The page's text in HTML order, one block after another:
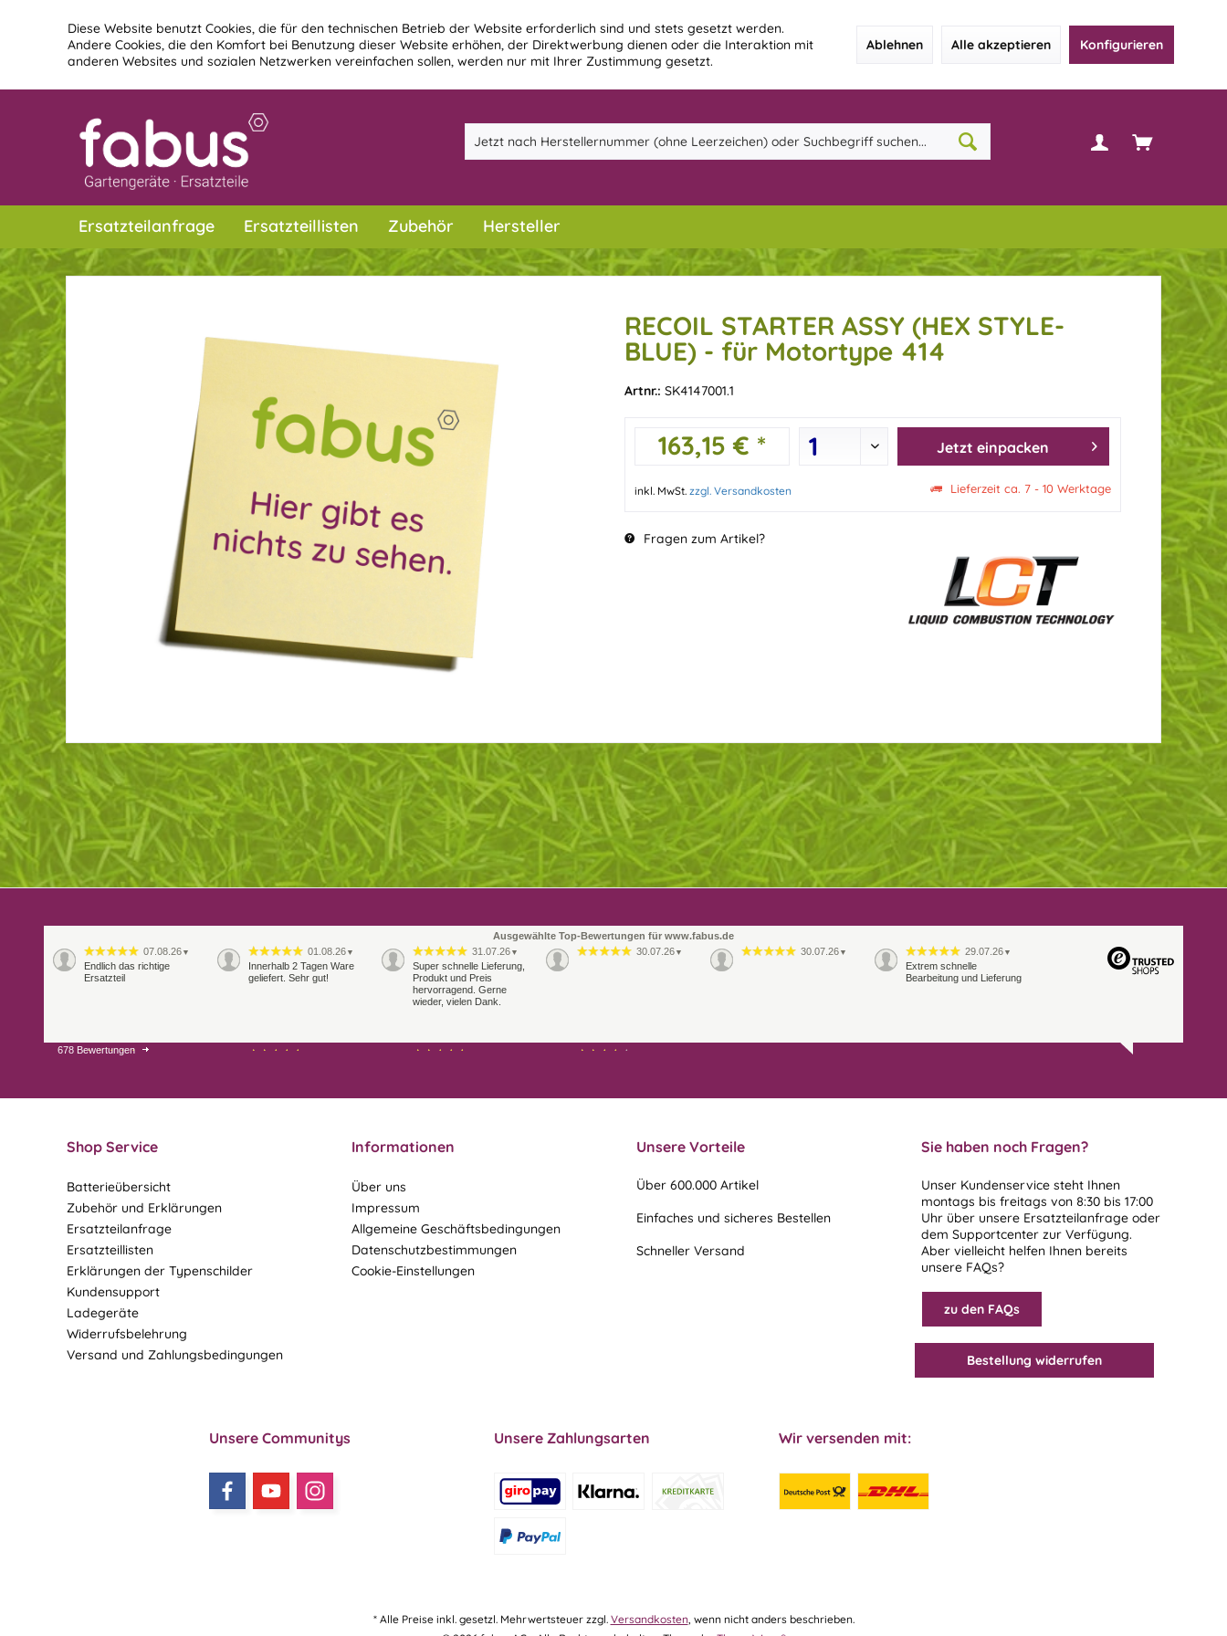
Diese Website benutzt Cookies, die für den technischen Betrieb der Website erforderlich sind und stets gesetzt werden.
Andere Cookies, die den Komfort bei Benutzung dieser Website erhöhen, der Direktwerbung dienen oder die Interaktion mit
anderen Websites und sozialen Netzwerken vereinfachen sollen, werden nur mit Ihrer Zustimmung gesetzt.
Ablehnen Alle akzeptieren Konfigurieren
Ersatzteilanfrage Ersatzteillisten Zubehör Hersteller
RECOIL STARTER ASSY (HEX STYLE-
BLUE) - für Motortype 414
Artnr.: SK4147001.1
163,15 € * Jetzt einpacken
inkl. MwSt. zzgl. Versandkosten Lieferzeit ca. 7 - 10 Werktage
Fragen zum Artikel?
Ausgewählte Top-Bewertungen für www.fabus.de
07.08.26 ▼
Endlich das richtige
Ersatzteil
01.08.26 ▼
Innerhalb 2 Tagen Ware
geliefert. Sehr gut!
31.07.26 ▼
Super schnelle Lieferung,
Produkt und Preis
hervorragend. Gerne
wieder, vielen Dank.
30.07.26 ▼ 30.07.26 ▼ 29.07.26 ▼
Extrem schnelle
Bearbeitung und Lieferung
28.07.26
678 Bewertungen
Shop Service
Batterieübersicht
Zubehör und Erklärungen
Ersatzteilanfrage
Ersatzteillisten
Erklärungen der Typenschilder
Kundensupport
Ladegeräte
Widerrufsbelehrung
Versand und Zahlungsbedingungen
Informationen
Über uns
Impressum
Allgemeine Geschäftsbedingungen
Datenschutzbestimmungen
Cookie-Einstellungen
Unsere Vorteile
Über 600.000 Artikel
Einfaches und sicheres Bestellen
Schneller Versand
Sie haben noch Fragen?
Unser Kundenservice steht Ihnen
montags bis freitags von 8:30 bis 17:00
Uhr über unsere Ersatzteilanfrage oder
dem Supportcenter zur Verfügung.
Aber vielleicht helfen Ihnen bereits
unsere FAQs?
zu den FAQs
Bestellung widerrufen
Unsere Communitys Unsere Zahlungsarten Wir versenden mit:
* Alle Preise inkl. gesetzl. Mehrwertsteuer zzgl. Versandkosten, wenn nicht anders beschrieben.